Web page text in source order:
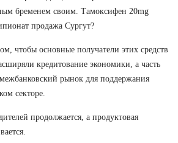
бременем своим. Тамоксифен 20mg
продажа Сургут?
чтобы основные получатели этих средств
кредитование экономики, а часть
рынок для поддержания
секторе.
продолжается, а продуктовая